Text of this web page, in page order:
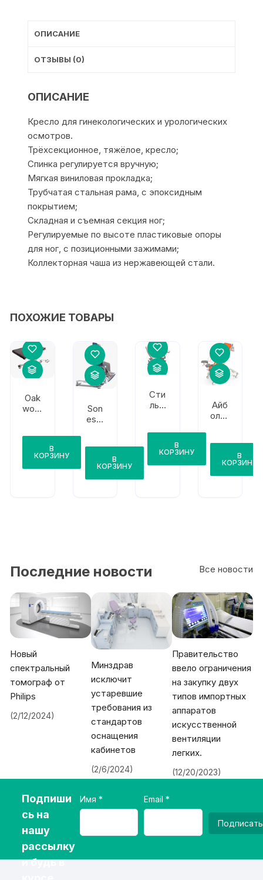
ОПИСАНИЕ
ОТЗЫВЫ (0)
ОПИСАНИЕ
Кресло для гинекологических и урологических
осмотров.
Трёхсекционное, тяжёлое, кресло;
Спинка регулируется вручную;
Мягкая виниловая прокладка;
Трубчатая стальная рама, с эпоксидным
покрытием;
Складная и съемная секция ног;
Регулируемые по высоте пластиковые опоры
для ног, с позиционными зажимами;
Коллекторная чаша из нержавеющей стали.
ПОХОЖИЕ ТОВАРЫ
Oak
work
CFU
R301
В
КОРЗИНУ
Son
esta
esta
6210
В
КОРЗИНУ
Сти
льм
В
КОРЗИНУ
Айб
олит
С-3.
2
(set
В
КОРЗИНУ
Все новости
Последние новости
Новый
спектральный
томограф от
Philips
(2/12/2024)
Минздрав
исключит
устаревшие
требования из
стандартов
оснащения
кабинетов
(2/6/2024)
Правительство
ввело ограничения
на закупку двух
типов импортных
аппаратов
искусственной
вентиляции
легких.
(12/20/2023)
Подпиши
сь на
нашу
рассылку
и будь в
Имя Email